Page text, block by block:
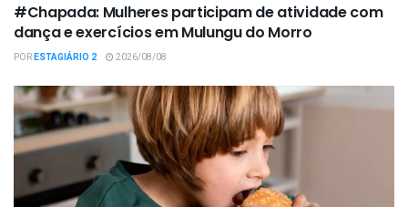
#Chapada: Mulheres participam de atividade com
dança e exercícios em Mulungu do Morro
PORESTAGIÁRIO 2 2026/08/08